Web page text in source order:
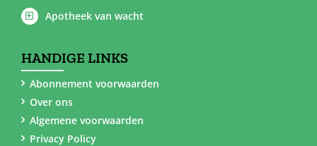
Apotheek van wacht
HANDIGE LINKS
Abonnement voorwaarden
Over ons
Algemene voorwaarden
Privacy Policy